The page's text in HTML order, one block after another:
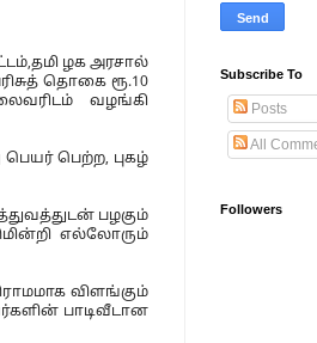
ழக அரசால்
தொகை ரூ.10
வழங்கி
பெற்ற, புகழ்
பழகும்
எல்லோரும்
விளங்கும்
பாடிவீடான
Subscribe To
Posts
All
Followers